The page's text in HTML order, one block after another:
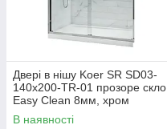
Двері в нішу Koer SR SD03-
140x200-TR-01 прозоре скло
Easy Clean 8мм, хром
(KR5385)
В наявності